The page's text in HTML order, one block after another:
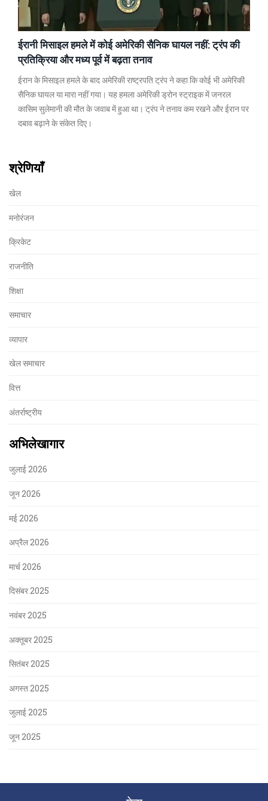
ईरानी मिसाइल हमले में कोई अमेरिकी सैनिक घायल नहीं: ट्रंप की
प्रतिक्रिया और मध्य पूर्व में बढ़ता तनाव
ईरान के मिसाइल हमले के बाद अमेरिकी राष्ट्रपति ट्रंप ने कहा कि कोई भी अमेरिकी
सैनिक घायल या मारा नहीं गया। यह हमला अमेरिकी ड्रोन स्ट्राइक में जनरल
कासिम सुलेमानी की मौत के जवाब में हुआ था। ट्रंप ने तनाव कम रखने और ईरान पर
दबाव बढ़ाने के संकेत दिए।
श्रेणियाँ
खेल
मनोरंजन
क्रिकेट
राजनीति
शिक्षा
समाचार
व्यापार
खेल समाचार
वित्त
अंतर्राष्ट्रीय
अभिलेखागार
जुलाई 2026
जून 2026
मई 2026
अप्रैल 2026
मार्च 2026
दिसंबर 2025
नवंबर 2025
अक्तूबर 2025
सितंबर 2025
अगस्त 2025
जुलाई 2025
जून 2025